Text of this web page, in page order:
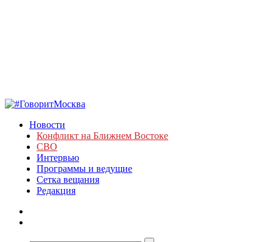
Новости
Конфликт на Ближнем Востоке
СВО
Интервью
Программы и ведущие
Сетка вещания
Редакция